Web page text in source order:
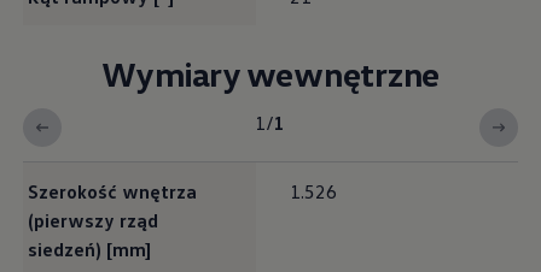
Wymiary wewnętrzne
1/1
Szerokość wnętrza
(pierwszy rząd
siedzeń) [mm]
1.526